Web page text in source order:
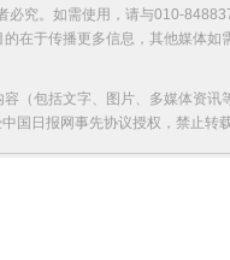
必究。如需使用，请与010-
的在于传播更多信息，其他媒体
容（包括文字、图片、多媒体资
中国日报网事先协议授权，禁止转